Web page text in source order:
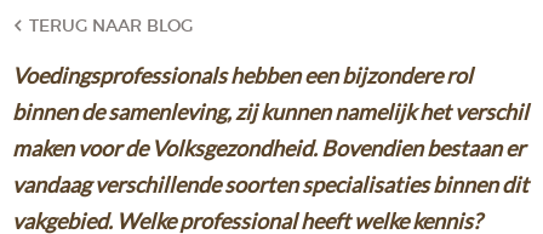
TERUG NAAR BLOG
Voedingsprofessionals hebben een bijzondere rol
binnen de samenleving, zij kunnen namelijk het verschil
maken voor de Volksgezondheid. Bovendien bestaan er
vandaag verschillende soorten specialisaties binnen dit
vakgebied. Welke professional heeft welke kennis?